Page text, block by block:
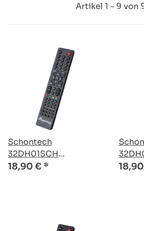
Artikel 1 - 9 von
Schontech
32DH01SCH
kompatible Ersatz
18,90 € *